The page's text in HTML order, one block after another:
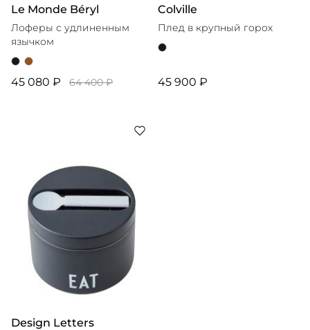
Le Monde Béryl
Лоферы с удлиненным
язычком
45 080 ₽ 64 400 ₽
Colville
Плед в крупный горох
45 900 ₽
Design Letters